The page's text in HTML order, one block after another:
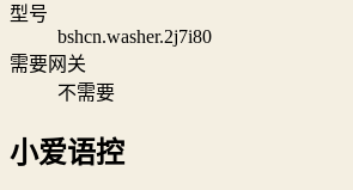
型号
bshcn.washer.2j7i80
需要网关
不需要
小爱语控